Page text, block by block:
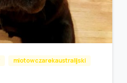
miotowczarekaustralijski